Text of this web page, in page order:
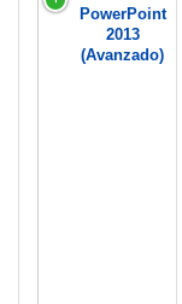
PowerPoint
2013
(Avanzado)